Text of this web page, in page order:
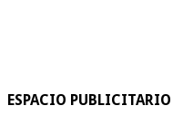
ESPACIO PUBLICITARIO